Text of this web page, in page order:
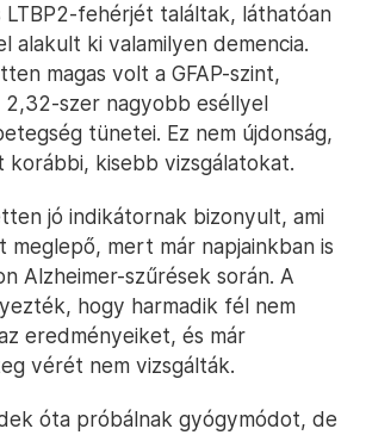
LTBP2-fehérjét találtak, láthatóan
alakult ki valamilyen demencia.
magas volt a GFAP-szint,
2,32-szer nagyobb eséllyel
tünetei. Ez nem újdonság,
kisebb vizsgálatokat.
jó indikátornak bizonyult, ami
meglepő, mert már napjainkban is
Alzheimer-szűrések során. A
hogy harmadik fél nem
eredményeiket, és már
vérét nem vizsgálták.
óta próbálnak gyógymódot, de